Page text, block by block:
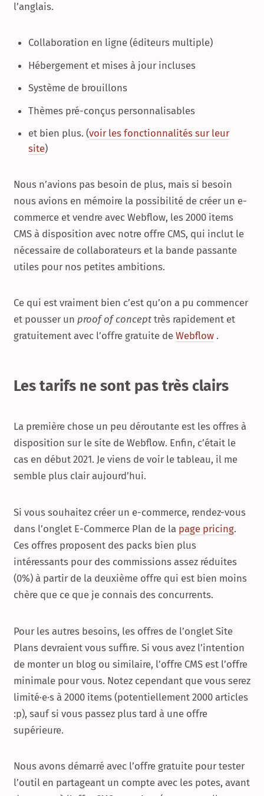
l’anglais.
Collaboration en ligne (éditeurs multiple)
Hébergement et mises à jour incluses
Système de brouillons
Thèmes pré-conçus personnalisables
et bien plus. (voir les fonctionnalités sur leur
site)
Nous n’avions pas besoin de plus, mais si besoin
nous avions en mémoire la possibilité de créer un e-
commerce et vendre avec Webflow, les 2000 items
CMS à disposition avec notre offre CMS, qui inclut le
nécessaire de collaborateurs et la bande passante
utiles pour nos petites ambitions.
Ce qui est vraiment bien c’est qu’on a pu commencer
et pousser un proof of concept très rapidement et
gratuitement avec l’offre gratuite de Webflow .
Les tarifs ne sont pas très clairs
La première chose un peu déroutante est les offres à
disposition sur le site de Webflow. Enfin, c’était le
cas en début 2021. Je viens de voir le tableau, il me
semble plus clair aujourd’hui.
Si vous souhaitez créer un e-commerce, rendez-vous
dans l’onglet E-Commerce Plan de la page pricing.
Ces offres proposent des packs bien plus
intéressants pour des commissions assez réduites
(0%) à partir de la deuxième offre qui est bien moins
chère que ce que je connais des concurrents.
Pour les autres besoins, les offres de l’onglet Site
Plans devraient vous suffire. Si vous avez l’intention
de monter un blog ou similaire, l’offre CMS est l’offre
minimale pour vous. Notez cependant que vous serez
limité·e·s à 2000 items (potentiellement 2000 articles
:p), sauf si vous passez plus tard à une offre
supérieure.
Nous avons démarré avec l’offre gratuite pour tester
l’outil en partageant un compte avec les potes, avant